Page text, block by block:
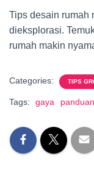
Tips desain rumah
dieksplorasi.
rumah makin
Categories: TIPS
Tags: gaya panduan